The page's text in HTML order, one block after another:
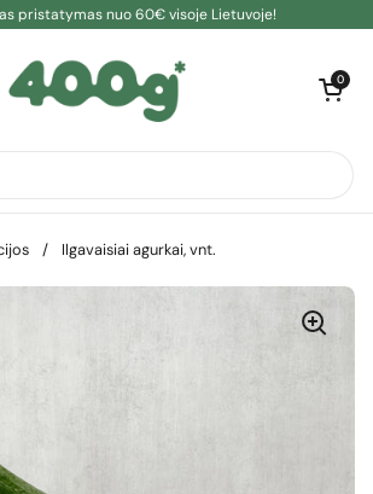
pristatymas nuo 60€ visoje Lietuvoje!
Atidaryti
0
/ Ilgavaisiai agurkai, vnt.